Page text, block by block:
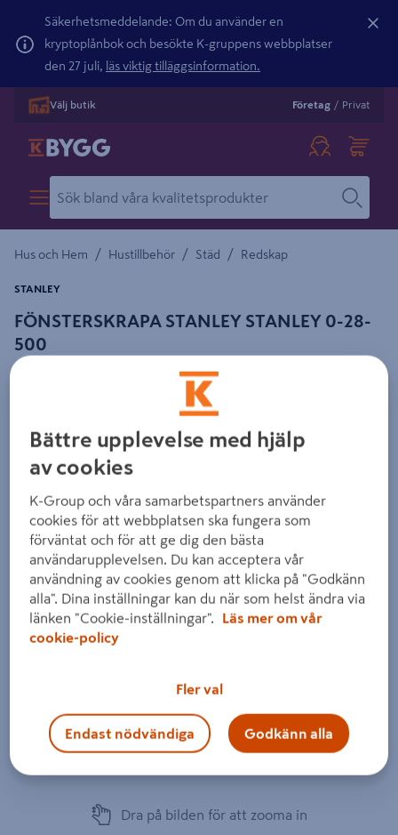
Säkerhetsmeddelande: Om du använder en
kryptoplånbok och besökte K-gruppens webbplatser
den 27 juli, läs viktig tilläggsinformation.
Välj butik Företag / Privat
Hus och Hem / Hustillbehör / Städ / Redskap
FÖNSTERSKRAPA STANLEY STANLEY 0-28-
500
STANLEY
Detaljerad beskrivning finns i produktbeskrivningsområdet
Dra på bilden för att zooma in
Bättre upplevelse med hjälp
av cookies
K-Group och våra samarbetspartners använder
cookies för att webbplatsen ska fungera som
förväntat och för att ge dig den bästa
användarupplevelsen. Du kan acceptera vår
användning av cookies genom att klicka på "Godkänn
alla". Dina inställningar kan du när som helst ändra via
länken "Cookie-inställningar".
Läs mer om vår
cookie-policy
Fler val
Endast nödvändiga Godkänn alla